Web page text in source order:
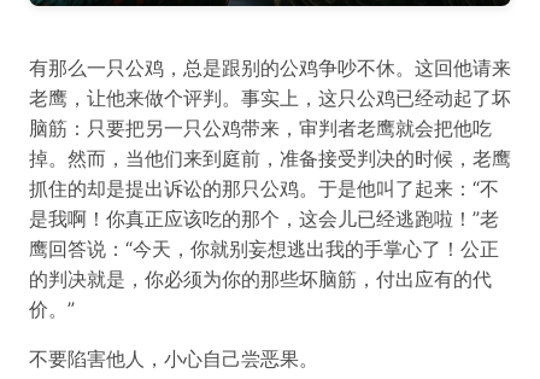
有那么一只公鸡，总是跟别的公鸡争吵不休。这回他请来
老鹰，让他来做个评判。事实上，这只公鸡已经动起了坏
脑筋：只要把另一只公鸡带来，审判者老鹰就会把他吃
掉。然而，当他们来到庭前，准备接受判决的时候，老鹰
抓住的却是提出诉讼的那只公鸡。于是他叫了起来：“不
是我啊！你真正应该吃的那个，这会儿已经逃跑啦！”老
鹰回答说：“今天，你就别妄想逃出我的手掌心了！公正
的判决就是，你必须为你的那些坏脑筋，付出应有的代
价。”
不要陷害他人，小心自己尝恶果。